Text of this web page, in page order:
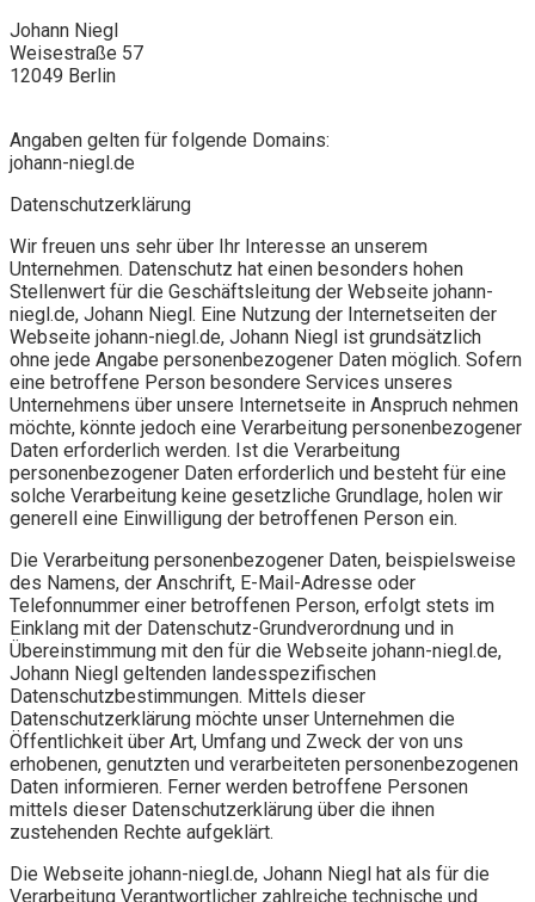
Johann Niegl
Weisestraße 57
12049 Berlin
Angaben gelten für folgende Domains:
johann-niegl.de
Datenschutzerklärung
Wir freuen uns sehr über Ihr Interesse an unserem
Unternehmen. Datenschutz hat einen besonders hohen
Stellenwert für die Geschäftsleitung der Webseite johann-
niegl.de, Johann Niegl. Eine Nutzung der Internetseiten der
Webseite johann-niegl.de, Johann Niegl ist grundsätzlich
ohne jede Angabe personenbezogener Daten möglich. Sofern
eine betroffene Person besondere Services unseres
Unternehmens über unsere Internetseite in Anspruch nehmen
möchte, könnte jedoch eine Verarbeitung personenbezogener
Daten erforderlich werden. Ist die Verarbeitung
personenbezogener Daten erforderlich und besteht für eine
solche Verarbeitung keine gesetzliche Grundlage, holen wir
generell eine Einwilligung der betroffenen Person ein.
Die Verarbeitung personenbezogener Daten, beispielsweise
des Namens, der Anschrift, E-Mail-Adresse oder
Telefonnummer einer betroffenen Person, erfolgt stets im
Einklang mit der Datenschutz-Grundverordnung und in
Übereinstimmung mit den für die Webseite johann-niegl.de,
Johann Niegl geltenden landesspezifischen
Datenschutzbestimmungen. Mittels dieser
Datenschutzerklärung möchte unser Unternehmen die
Öffentlichkeit über Art, Umfang und Zweck der von uns
erhobenen, genutzten und verarbeiteten personenbezogenen
Daten informieren. Ferner werden betroffene Personen
mittels dieser Datenschutzerklärung über die ihnen
zustehenden Rechte aufgeklärt.
Die Webseite johann-niegl.de, Johann Niegl hat als für die
Verarbeitung Verantwortlicher zahlreiche technische und